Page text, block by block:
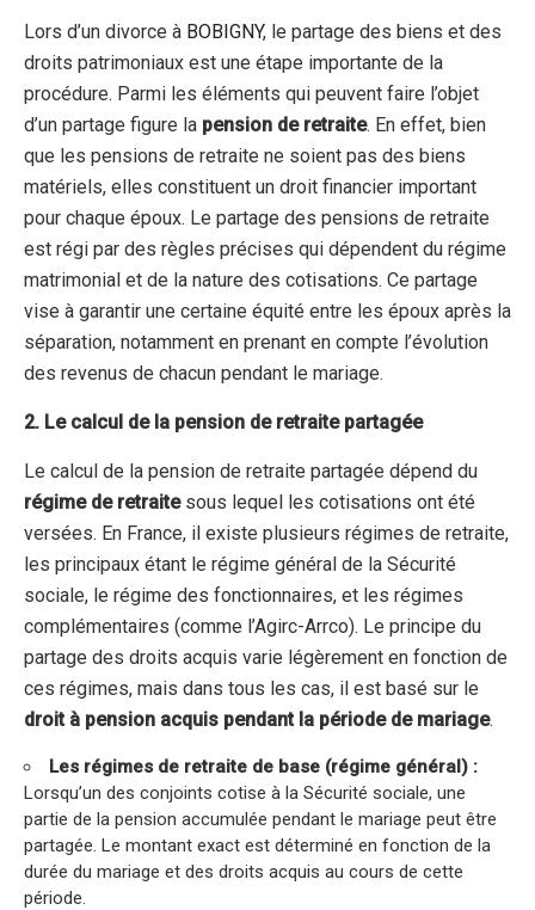
visite
de
l’enfant
suite
divorce
à
Bobigny
Lors d’un divorce à BOBIGNY, le partage des biens et des
droits patrimoniaux est une étape importante de la
procédure. Parmi les éléments qui peuvent faire l’objet
d’un partage figure la pension de retraite. En effet, bien
que les pensions de retraite ne soient pas des biens
matériels, elles constituent un droit financier important
pour chaque époux. Le partage des pensions de retraite
est régi par des règles précises qui dépendent du régime
matrimonial et de la nature des cotisations. Ce partage
vise à garantir une certaine équité entre les époux après la
séparation, notamment en prenant en compte l’évolution
des revenus de chacun pendant le mariage.
2. Le calcul de la pension de retraite partagée
Le calcul de la pension de retraite partagée dépend du
régime de retraitesous lequel les cotisations ont été
versées. En France, il existe plusieurs régimes de retraite,
les principaux étant le régime général de la Sécurité
sociale, le régime des fonctionnaires, et les régimes
complémentaires (comme l’Agirc-Arrco). Le principe du
partage des droits acquis varie légèrement en fonction de
ces régimes, mais dans tous les cas, il est basé sur le
droit à pension acquis pendant la période de mariage.
Les régimes de retraite de base (régime général) :
Lorsqu’un des conjoints cotise à la Sécurité sociale, une
partie de la pension accumulée pendant le mariage peut être
partagée. Le montant exact est déterminé en fonction de la
durée du mariage et des droits acquis au cours de cette
période.